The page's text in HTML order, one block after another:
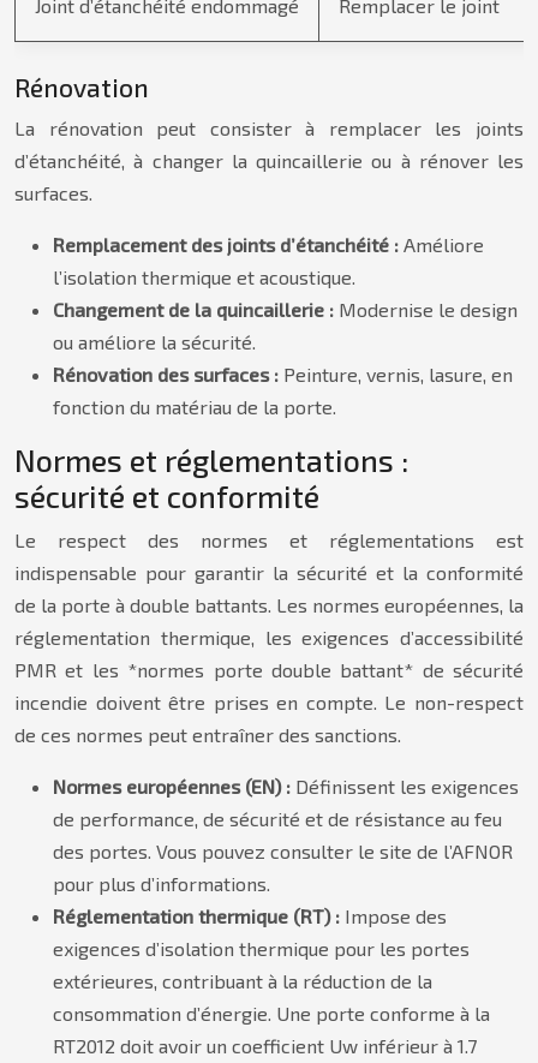
Joint d’étanchéité endommagé Remplacer le joint
Rénovation
La rénovation peut consister à remplacer les joints
d’étanchéité, à changer la quincaillerie ou à rénover les
surfaces.
Remplacement des joints d’étanchéité : Améliore
l’isolation thermique et acoustique.
Changement de la quincaillerie : Modernise le design
ou améliore la sécurité.
Rénovation des surfaces : Peinture, vernis, lasure, en
fonction du matériau de la porte.
Normes et réglementations :
sécurité et conformité
Le respect des normes et réglementations est
indispensable pour garantir la sécurité et la conformité
de la porte à double battants. Les normes européennes, la
réglementation thermique, les exigences d’accessibilité
PMR et les *normes porte double battant* de sécurité
incendie doivent être prises en compte. Le non-respect
de ces normes peut entraîner des sanctions.
Normes européennes (EN) : Définissent les exigences
de performance, de sécurité et de résistance au feu
des portes. Vous pouvez consulter le site de l’AFNOR
pour plus d’informations.
Réglementation thermique (RT) : Impose des
exigences d’isolation thermique pour les portes
extérieures, contribuant à la réduction de la
consommation d’énergie. Une porte conforme à la
RT2012 doit avoir un coefficient Uw inférieur à 1.7